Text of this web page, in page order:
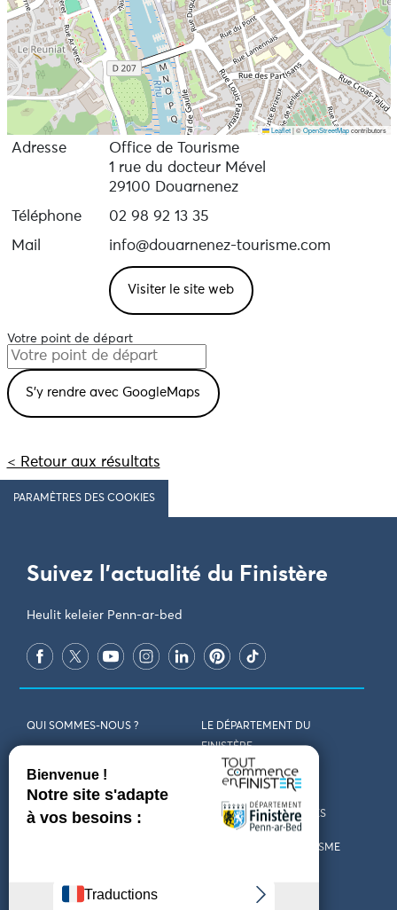
Leaflet |©OpenStreetMapcontributors
Adresse
Office de Tourisme
1 rue du docteur Mével
29100 Douarnenez
Téléphone
02 98 92 13 35
Mail
info@douarnenez-tourisme.com
Visiter le site web
Votre point de départ
< Retour aux résultats
PARAMÈTRES DES COOKIES
Suivez l'actualité du Finistère
Heulit keleier Penn-ar-bed
QUI SOMMES-NOUS ?
LE DÉPARTEMENT DU
FINISTÈRE
REJOIGNEZ-NOUS VENIR EN FINISTÈRE
CONTACT CARTES ET BROCHURES
LES OFFICES DE TOURISME